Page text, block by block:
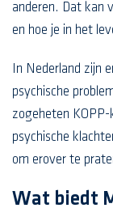
anderen. Dat kan
en hoe je in het
In Nederland zijn
psychische
zogeheten
psychische
om erover te
Wat biedt